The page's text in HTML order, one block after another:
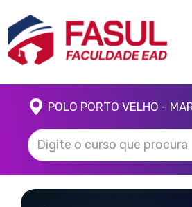
POLO PORTO VELHO -